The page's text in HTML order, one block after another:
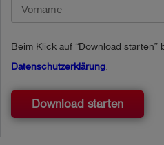
Beim Klick auf “Download starten”
Datenschutzerklärung.
Download starten